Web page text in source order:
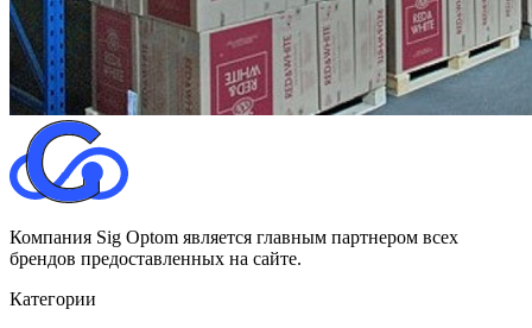
Компания Sig Optom является главным партнером всех
брендов предоставленных на сайте.
Категории